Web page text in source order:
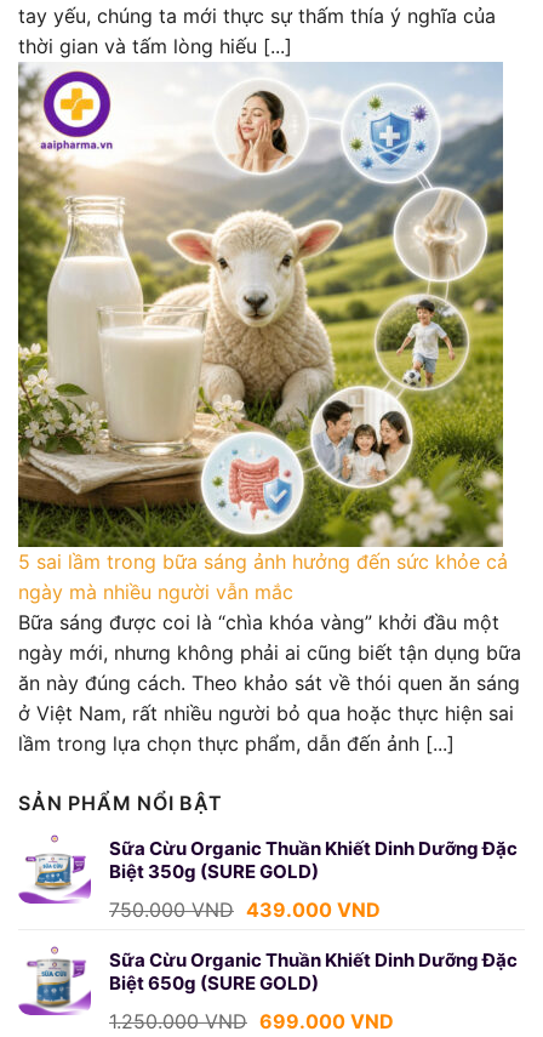
tay yếu, chúng ta mới thực sự thấm thía ý nghĩa của
thời gian và tấm lòng hiếu [...]
5 sai lầm trong bữa sáng ảnh hưởng đến sức khỏe cả
ngày mà nhiều người vẫn mắc
Bữa sáng được coi là “chìa khóa vàng” khởi đầu một
ngày mới, nhưng không phải ai cũng biết tận dụng bữa
ăn này đúng cách. Theo khảo sát về thói quen ăn sáng
ở Việt Nam, rất nhiều người bỏ qua hoặc thực hiện sai
lầm trong lựa chọn thực phẩm, dẫn đến ảnh [...]
SẢN PHẨM NỔI BẬT
Sữa Cừu Organic Thuần Khiết Dinh Dưỡng Đặc
Biệt 350g (SURE GOLD)
750.000VND Giá
là:
750.000 VND.
439.000 VNDGiá
tại
439.000 VND.
Sữa Cừu Organic Thuần Khiết Dinh Dưỡng Đặc
Biệt 650g (SURE GOLD)
1.250.000VND Giá
699.000 VNDGiá